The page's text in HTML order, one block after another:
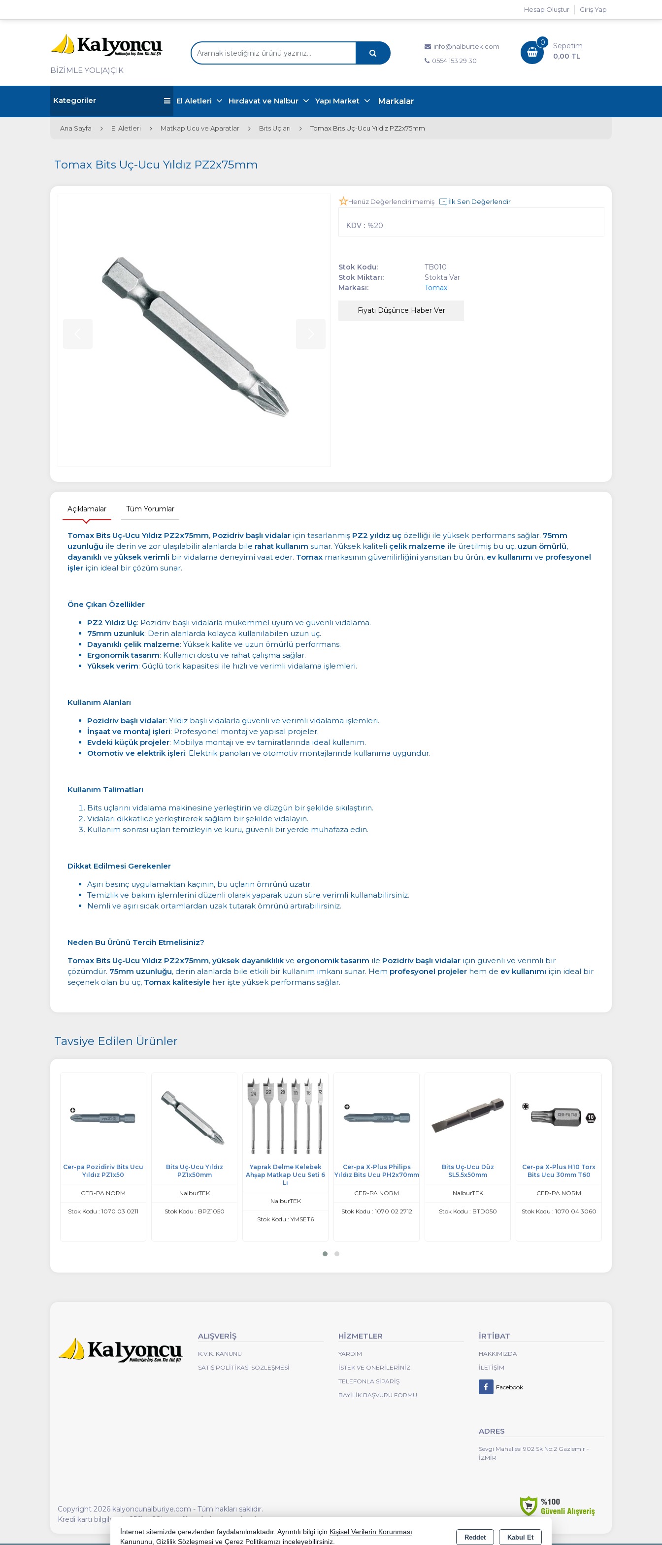
Giriş Yap
Hesap Oluştur
BİZİMLE YOL(A)ÇIK
info@nalburtek.com
0554 153 29 30
0
Sepetim
0,00 TL
Kategoriler El Aletleri Hırdavat ve Nalbur Yapı Market Markalar
Ana Sayfa El Aletleri Matkap Ucu ve Aparatlar Bits Uçları Tomax Bits Uç-Ucu Yıldız PZ2x75mm
Tomax Bits Uç-Ucu Yıldız PZ2x75mm
Henüz Değerlendirilmemiş İlk Sen Değerlendir
KDV : %20
Stok Kodu:
TB010
Stok Miktarı:
Stokta Var
Markası:
Tomax
Fiyatı Düşünce Haber Ver
Açıklamalar Tüm Yorumlar
Tomax Bits Uç-Ucu Yıldız PZ2x75mm, Pozidriv başlı vidalar için tasarlanmış PZ2 yıldız uç özelliği ile yüksek performans sağlar. 75mm
uzunluğu ile derin ve zor ulaşılabilir alanlarda bile rahat kullanım sunar. Yüksek kaliteli çelik malzeme ile üretilmiş bu uç, uzun ömürlü,
dayanıklı ve yüksek verimli bir vidalama deneyimi vaat eder. Tomax markasının güvenilirliğini yansıtan bu ürün, ev kullanımı ve profesyonel
işler için ideal bir çözüm sunar.
Öne Çıkan Özellikler
PZ2 Yıldız Uç: Pozidriv başlı vidalarla mükemmel uyum ve güvenli vidalama.
75mm uzunluk: Derin alanlarda kolayca kullanılabilen uzun uç.
Dayanıklı çelik malzeme: Yüksek kalite ve uzun ömürlü performans.
Ergonomik tasarım: Kullanıcı dostu ve rahat çalışma sağlar.
Yüksek verim: Güçlü tork kapasitesi ile hızlı ve verimli vidalama işlemleri.
Kullanım Alanları
Pozidriv başlı vidalar: Yıldız başlı vidalarla güvenli ve verimli vidalama işlemleri.
İnşaat ve montaj işleri: Profesyonel montaj ve yapısal projeler.
Evdeki küçük projeler: Mobilya montajı ve ev tamiratlarında ideal kullanım.
Otomotiv ve elektrik işleri: Elektrik panoları ve otomotiv montajlarında kullanıma uygundur.
Kullanım Talimatları
Bits uçlarını vidalama makinesine yerleştirin ve düzgün bir şekilde sıkılaştırın.
Vidaları dikkatlice yerleştirerek sağlam bir şekilde vidalayın.
Kullanım sonrası uçları temizleyin ve kuru, güvenli bir yerde muhafaza edin.
Dikkat Edilmesi Gerekenler
Aşırı basınç uygulamaktan kaçının, bu uçların ömrünü uzatır.
Temizlik ve bakım işlemlerini düzenli olarak yaparak uzun süre verimli kullanabilirsiniz.
Nemli ve aşırı sıcak ortamlardan uzak tutarak ömrünü artırabilirsiniz.
Neden Bu Ürünü Tercih Etmelisiniz?
Tomax Bits Uç-Ucu Yıldız PZ2x75mm, yüksek dayanıklılık ve ergonomik tasarım ile Pozidriv başlı vidalar için güvenli ve verimli bir
çözümdür. 75mm uzunluğu, derin alanlarda bile etkili bir kullanım imkanı sunar. Hem profesyonel projeler hem de ev kullanımı için ideal bir
seçenek olan bu uç, Tomax kalitesiyle her işte yüksek performans sağlar.
Tavsiye Edilen Ürünler
Cer-pa Pozidiriv Bits Ucu
Yıldız PZ1x50
CER-PA NORM
Stok Kodu : 1070 03 0211
Bits Uç-Ucu Yıldız
PZ1x50mm
NalburTEK
Stok Kodu : BPZ1050
Yaprak Delme Kelebek
Ahşap Matkap Ucu Seti 6
Lı
NalburTEK
Stok Kodu : YMSET6
Cer-pa X-Plus Philips
Yıldız Bits Ucu PH2x70mm
CER-PA NORM
Stok Kodu : 1070 02 2712
Bits Uç-Ucu Düz
SL5.5x50mm
NalburTEK
Stok Kodu : BTD050
Cer-pa X-Plus H10 Torx
Bits Ucu 30mm T60
CER-PA NORM
Stok Kodu : 1070 04 3060
ALIŞVERİŞ
K.V.K. KANUNU
SATIŞ POLITIKASI SÖZLEŞMESI
HİZMETLER
YARDIM
İSTEK VE ÖNERILERINIZ
TELEFONLA SIPARIŞ
BAYILIK BAŞVURU FORMU
İRTİBAT
HAKKIMIZDA
İLETIŞIM
Facebook
ADRES
Sevgi Mahallesi 902 Sk No:2 Gaziemir -
İZMİR
Copyright 2026 kalyoncunalburiye.com - Tüm hakları saklıdır.
Kredi kartı bilgileriniz 256bit SSL sertifikası ile korunmaktadır.
İnternet sitemizde çerezlerden faydalanılmaktadır. Ayrıntılı bilgi için Kişisel Verilerin Korunması
Kanununu, Gizlilik Sözleşmesi ve Çerez Politikamızı inceleyebilirsiniz.
Reddet Kabul Et